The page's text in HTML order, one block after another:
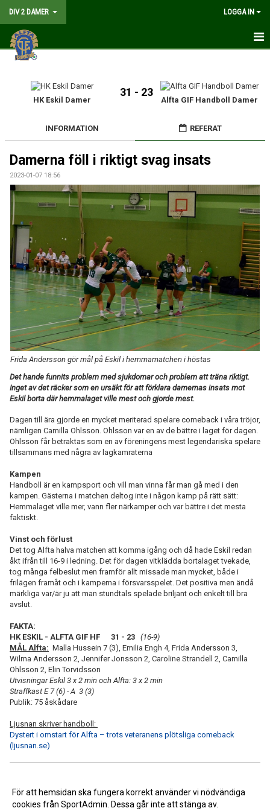
DIV 2 DAMER LOGGA IN
HEM
NYHETER
MATCHER
KALENDER
TRUPPEN
DOKUMENT
KONTAKT
LIVESÄNDNING
TABELL
HK Eskil Damer
31 - 23
Alfta GIF Handboll Damer
INFORMATION REFERAT
Damerna föll i riktigt svag insats
2023-01-07 18:56
Frida Andersson gör mål på Eskil i hemmamatchen i höstas
Det hande funnits problem med sjukdomar och problem att träna riktigt.
Inget av det räcker som en ursäkt för att förklara damernas insats mot
Eskil borta där hemmalaget ville mest och gjorde mest.
Dagen till ära gjorde en mycket meriterad spelare comeback i våra tröjor,
nämligen Camilla Ohlsson. Ohlsson var en av de bättre i laget för dagen.
Ohlsson får betraktas som en av föreningens mest legendariska spelare
tillsammans med några av lagkamraterna
Kampen
Handboll är en kampsport och vill man vinna får man gå med i den
kampen. Gästerna i matchen deltog inte i någon kamp på rätt sätt:
Hemmalaget ville mer, vann fler närkamper och var bättre i det mesta
faktiskt.
Vinst och förlust
Det tog Alfta halva matchen att komma igång och då hade Eskil redan
åkt ifrån till 16-9 i ledning. Det för dagen vitklädda bortalaget tvekade,
tog många felbeslut men framför allt missade man mycket, både i
frilägen framåt och i kamperna i försvarsspelet. Det positiva men ändå
märkliga var/är ju att man stundtals spelade briljant och enkelt till bra
avslut.
FAKTA:
HK ESKIL - ALFTA GIF HF 31 - 23 (16-9)
MÅL Alfta: Malla Hussein 7 (3), Emilia Engh 4, Frida Andersson 3,
Wilma Andersson 2, Jennifer Jonsson 2, Caroline Strandell 2, Camilla
Ohlsson 2, Elin Torvidsson
Utvisningar Eskil 3 x 2 min och Alfta: 3 x 2 min
Straffkast E 7 (6) - A 3 (3)
Publik: 75 åskådare
Ljusnan skriver handboll:
Dystert i omstart för Alfta – trots veteranens plötsliga comeback
(ljusnan.se)
<< Tillbaka
För att hemsidan ska fungera korrekt använder vi nödvändiga
cookies från SportAdmin. Dessa går inte att stänga av.